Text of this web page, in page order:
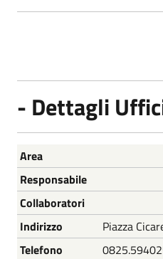
- Dettagli
Nome
Area
Responsabile
Collaboratori
Indirizzo
Piazza
Telefono